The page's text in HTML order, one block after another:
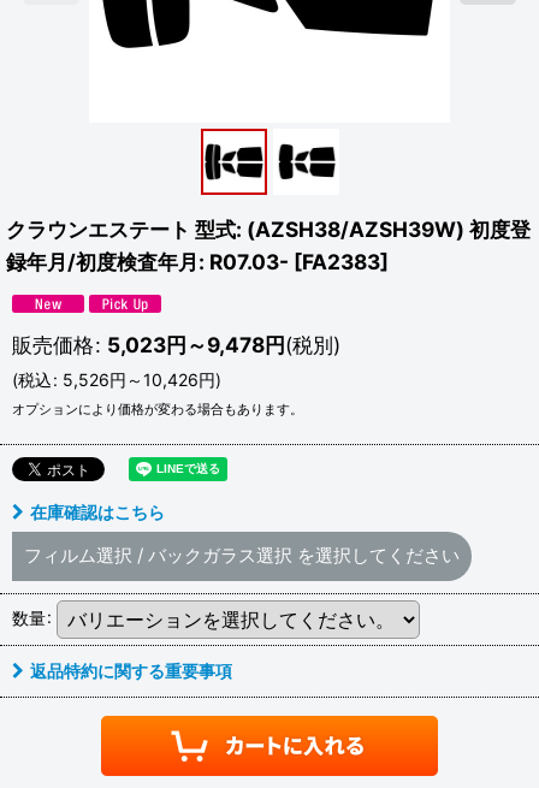
クラウンエステート 型式: (AZSH38/AZSH39W) 初度登
録年月/初度検査年月: R07.03- [FA2383]
販売価格: 5,023円～9,478円(税別)
(税込: 5,526円 ～10,426円)
オプションにより価格が変わる場合もあります。
在庫確認はこちら
フィルム選択 / バックガラス選択 を選択してください
数量:
返品特約に関する重要事項